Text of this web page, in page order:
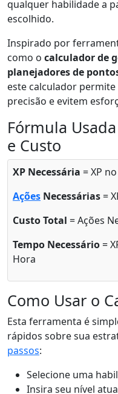
qualquer habilidade a
escolhido.
Inspirado por
como o calculador de
planejadores de
este calculador
precisão e evitem
Fórmula
e Custo
XP Necessária = XP
Ações Necessárias=
Custo Total = Ações
Tempo Necessário=
Hora
Como Usar o
Esta ferramenta é
rápidos sobre sua
passos:
Selecione uma
Insira seu nível